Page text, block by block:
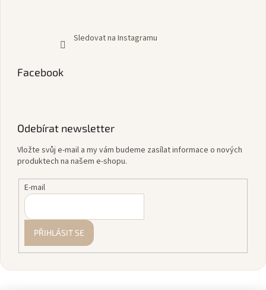
Sledovat na Instagramu
Facebook
Odebírat newsletter
Vložte svůj e-mail a my vám budeme zasílat informace o nových
produktech na našem e-shopu.
E-mail
PŘIHLÁSIT SE